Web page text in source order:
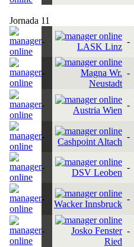
Jornada 11
-
LASK Linz
-
-
Magna Wr.
Neustadt
-
-
Austria Wien
-
-
Cashpoint Altach
-
-
DSV Leoben
-
-
Wacker Innsbruck
-
-
Josko Fenster
Ried
-